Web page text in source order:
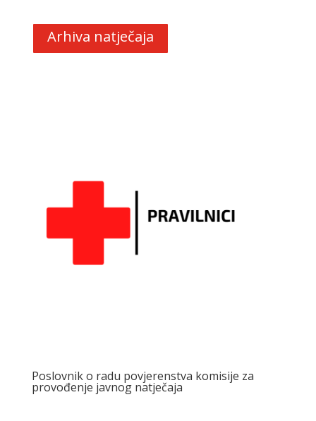
Arhiva natječaja
Poslovnik o radu povjerenstva komisije za
provođenje javnog natječaja